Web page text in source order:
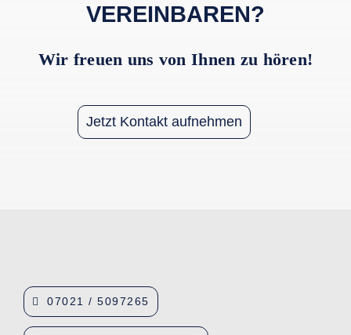
VEREINBAREN?
Wir freuen uns von Ihnen zu hören!
Jetzt Kontakt aufnehmen
07021 / 5097265